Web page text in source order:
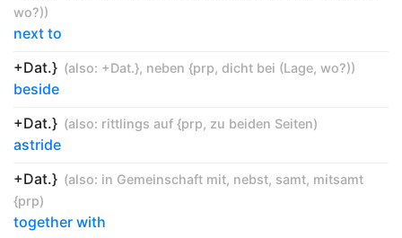
wo?))
next to
+Dat.} (also: +Dat.}, neben {prp, dicht bei (Lage, wo?))
beside
+Dat.} (also: rittlings auf {prp, zu beiden Seiten)
astride
+Dat.} (also: in Gemeinschaft mit, nebst, samt, mitsamt
{prp)
together with